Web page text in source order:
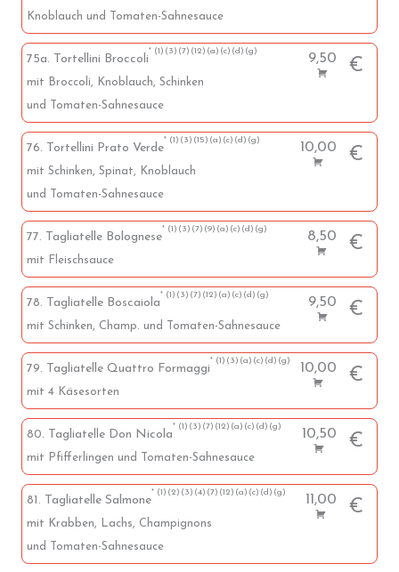
Knoblauch und Tomaten-Sahnesauce
75a. Tortellini Broccoli
1 3 7 12 a c d g 9,50 €
mit Broccoli, Knoblauch, Schinken
und Tomaten-Sahnesauce
76. Tortellini Prato Verde
1 3 15 a c d g 10,00 €
mit Schinken, Spinat, Knoblauch
und Tomaten-Sahnesauce
77. Tagliatelle Bolognese
1 3 7 9 a c d g 8,50 €
mit Fleischsauce
78. Tagliatelle Boscaiola
1 3 7 12 a c d g 9,50 €
mit Schinken, Champ. und Tomaten-Sahnesauce
79. Tagliatelle Quattro Formaggi
1 3 a c d g 10,00 €
mit 4 Käsesorten
80. Tagliatelle Don Nicola
1 3 7 12 a c d g 10,50 €
mit Pfifferlingen und Tomaten-Sahnesauce
81. Tagliatelle Salmone
1 2 3 4 7 12 a c d g 11,00 €
mit Krabben, Lachs, Champignons
und Tomaten-Sahnesauce